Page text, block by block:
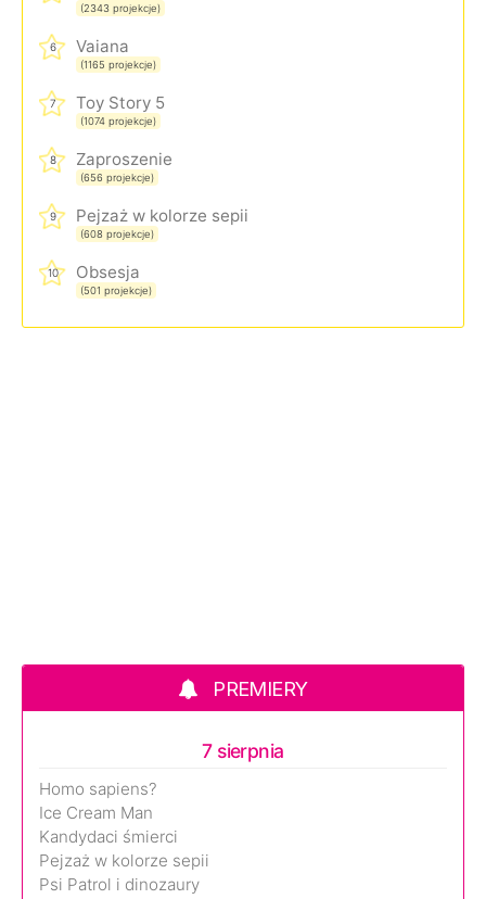
(2343 projekcje)
6 Vaiana
(1165 projekcje)
7 Toy Story 5
(1074 projekcje)
8 Zaproszenie
(656 projekcje)
9 Pejzaż w kolorze sepii
(608 projekcje)
10 Obsesja
(501 projekcje)
PREMIERY
7 sierpnia
Homo sapiens?
Ice Cream Man
Kandydaci śmierci
Pejzaż w kolorze sepii
Psi Patrol i dinozaury